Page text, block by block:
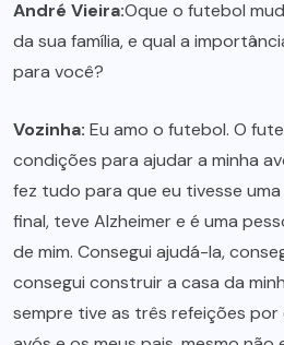
André Vieira:Oque o futebol
da sua família, e qual a
para você?
Vozinha: Eu amo o futebol. O
condições para ajudar a minha
fez tudo para que eu tivesse
final, teve Alzheimer e é uma
de mim. Consegui ajudá-la,
consegui construir a casa da
sempre tive as três refeições por